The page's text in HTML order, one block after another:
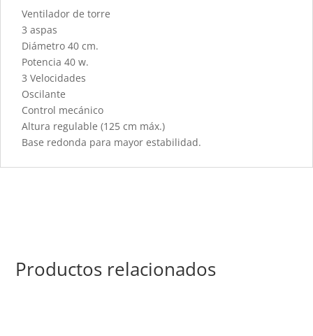
Ventilador de torre
3 aspas
Diámetro 40 cm.
Potencia 40 w.
3 Velocidades
Oscilante
Control mecánico
Altura regulable (125 cm máx.)
Base redonda para mayor estabilidad.
Productos relacionados